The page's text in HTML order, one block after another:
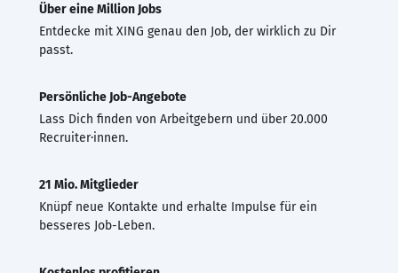
Über eine Million Jobs
Entdecke mit XING genau den Job, der wirklich zu Dir
passt.
Persönliche Job-Angebote
Lass Dich finden von Arbeitgebern und über 20.000
Recruiter·innen.
21 Mio. Mitglieder
Knüpf neue Kontakte und erhalte Impulse für ein
besseres Job-Leben.